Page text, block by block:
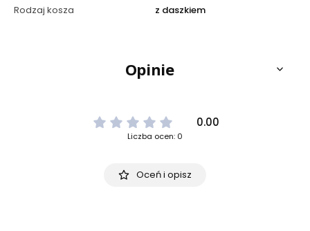
Rodzaj kosza
z daszkiem
Opinie
0.00
Liczba ocen: 0
Oceń i opisz